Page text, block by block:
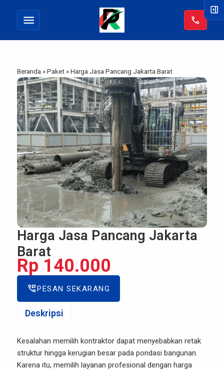
menu call
Beranda »Paket »Harga Jasa Pancang Jakarta Barat
Harga Jasa Pancang Jakarta
Barat
Rp 140.000
perm_phone_msgPESAN SEKARANG
Deskripsi
Kesalahan memilih kontraktor dapat menyebabkan retak
struktur hingga kerugian besar pada pondasi bangunan.
Karena itu, memilih layanan profesional dengan harga
right_panel_open